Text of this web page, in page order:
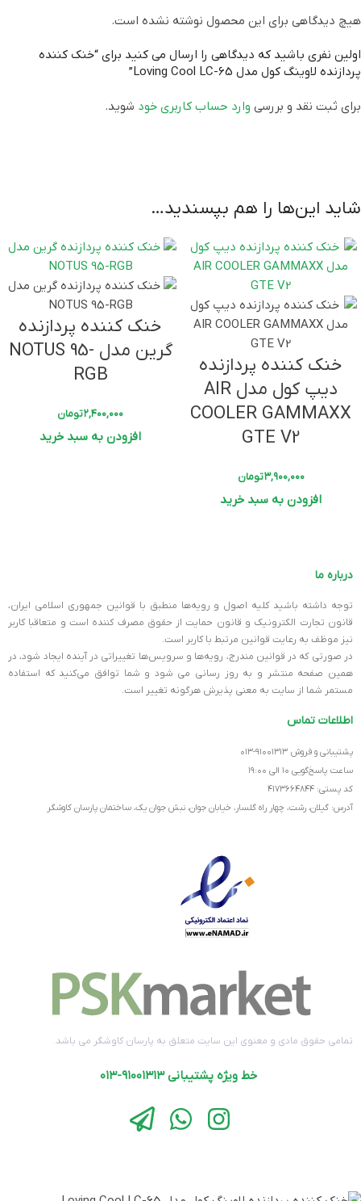
AM۲/AM۳/AM4+/AM5
نورپردازی
رنگ
هیچ دیدگاهی برای این محصول نوشته نشده است.
اولین نفری باشید که دیدگاهی را ارسال می کنید برای “خنک‌ کننده
پردازنده لاوینگ کول مدل Loving Cool LC-65”
برای ثبت نقد و بررسی وارد حساب کاربری خود شوید.
شاید این‌ها را هم بپسندید…
خنک کننده پردازنده
دیپ کول مدل AIR
COOLER GAMMAXX
GTE V2
۳,۹۰۰,۰۰۰تومان
افزودن به سبد خرید
خنک کننده پردازنده
گرین مدل NOTUS 95-
RGB
۲,۴۰۰,۰۰۰تومان
افزودن به سبد خرید
درباره ما
توجه داشته باشید کلیه اصول و رویه‏‌ها منطبق با قوانین جمهوری اسلامی ایران،
قانون تجارت الکترونیک و قانون حمایت از حقوق مصرف کننده است و متعاقبا کاربر
نیز موظف به رعایت قوانین مرتبط با کاربر است.
در صورتی که در قوانین مندرج، رویه‏‌ها و سرویس‏‌ها تغییراتی در آینده ایجاد شود، در
همین صفحه منتشر و به روز رسانی می شود و شما توافق می‏‌کنید که استفاده
مستمر شما از سایت به معنی پذیرش هرگونه تغییر است.
اطلاعات تماس
پشتیبانی و فروش ۹۱۰۰۱۳۱۳-۰۱۳
ساعت پاسخ‌گویی ۱۰ الی ۱۹:۰۰
کد پستی: ۴۱۷۳۶۶۴۸۴۴
آدرس: گیلان، رشت، چهار راه گلسار، خیابان جوان، نبش جوان یک، ساختمان پارسان کاوشگر
تمامی حقوق مادی و معنوی این سایت متعلق به پارسان کاوشگر می باشد.
خط ویژه پشتیبانی ۹۱۰۰۱۳۱۳-۰۱۳